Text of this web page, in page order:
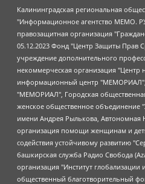
Калининградская региональная общественная организация "Экозащита!-Женсовет", Фонд содействия защите прав и свобод граждан "Общественный вердикт", Фонд "Институт Развития Свободы Информации", Частное учреждение "Информационное агентство МЕМО. РУ", Региональная общественная организация "Общественная комиссия по сохранению наследия академика Сахарова", Фонд поддержки свободы прессы, Санкт-Петербургская общественная правозащитная организация "Гражданский контроль", Межрегиональная общественная организация "Информационно-просветительский центр "Мемориал", Региональный Фонд "Центр Защиты Прав Средств Массовой Информации", с 05.12.2023 Фонд "Центр Защиты Прав Средств массовой информации", Региональная общественная благотворительная организация помощи беженцам и мигрантам "Гражданское содействие", Негосударственное образовательное учреждение дополнительного профессионального образования (повышение квалификации) специалистов "АКАДЕМИЯ ПО ПРАВАМ ЧЕЛОВЕКА", Свердловская региональная общественная организация "Сутяжник", Автономная некоммерческая организация "Центр независимых социологических исследований", Союз общественных объединений "Российский исследовательский центр по правам человека", Региональное общественное учреждение научно-информационный центр "МЕМОРИАЛ", Некоммерческая организация "Фонд защиты гласности", Автономная некоммерческая организация "Институт прав человека", Городская общественная организация "Екатеринбургское общество "МЕМОРИАЛ", Городская общественная организация "Рязанское историко-просветительское и правозащитное общество "Мемориал" (Рязанский Мемориал), Челябинский